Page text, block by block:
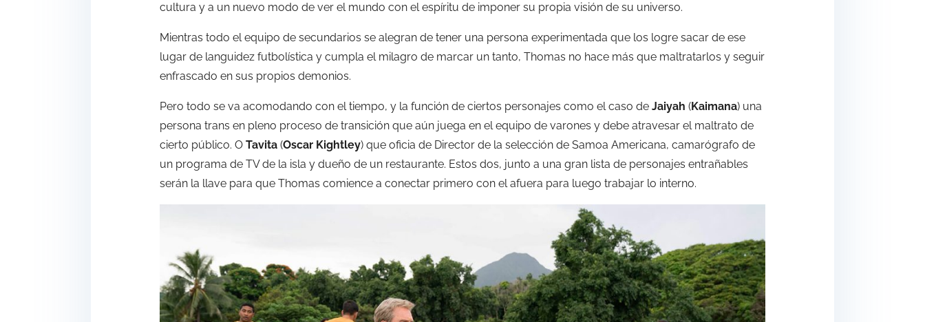
cultura y a un nuevo modo de ver el mundo con el espíritu de imponer su propia visión de su universo.
Mientras todo el equipo de secundarios se alegran de tener una persona experimentada que los logre sacar de ese
lugar de languidez futbolística y cumpla el milagro de marcar un tanto, Thomas no hace más que maltratarlos y seguir
enfrascado en sus propios demonios.
Pero todo se va acomodando con el tiempo, y la función de ciertos personajes como el caso de Jaiyah (Kaimana) una
persona trans en pleno proceso de transición que aún juega en el equipo de varones y debe atravesar el maltrato de
cierto público. O Tavita (Oscar Kightley) que oficia de Director de la selección de Samoa Americana, camarógrafo de
un programa de TV de la isla y dueño de un restaurante. Estos dos, junto a una gran lista de personajes entrañables
serán la llave para que Thomas comience a conectar primero con el afuera para luego trabajar lo interno.